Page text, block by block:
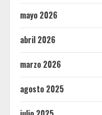
mayo 2026
abril 2026
marzo 2026
agosto 2025